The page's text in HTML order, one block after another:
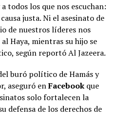
todos los que nos escuchan:
justa. Ni el asesinato de
de nuestros líderes nos
Haya, mientras su hijo se
según reportó Al Jazeera.
buró político de Hamás y
aseguró enFacebookque
solo fortalecen la
defensa de los derechos de